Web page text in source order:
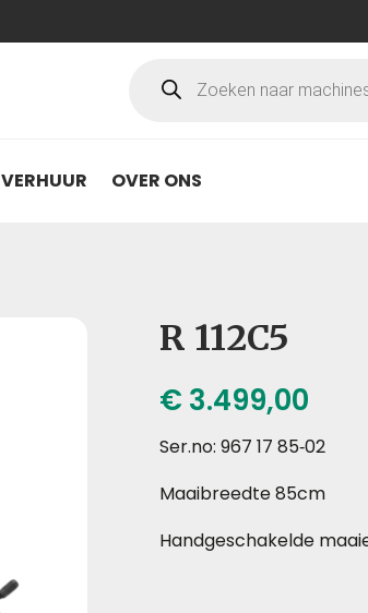
zoeken
VERHUUR OVER ONS
R 112C5
€ 3.499,00
Ser.no: 967 17 85‑02
Maaibreedte 85cm
Handgeschakelde